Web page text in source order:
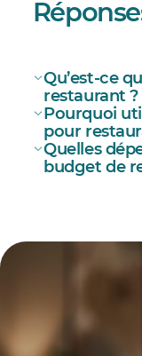
Qu’est-ce
restaurant ?
Pourquoi
pour
pour la
calculatrice
de
Quelles
budget de